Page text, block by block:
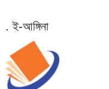
. ই-আঙ্গিনা